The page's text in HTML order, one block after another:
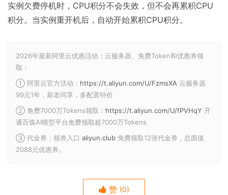
实例欠费停机时，CPU积分不会失效，但不会再累积CPU
积分。当实例重开机后，自动开始累积CPU积分。
2026年最新阿里云优惠活动：云服务器、免费Token和优惠券领
取：
① 阿里云官方活动： https://t.aliyun.com/U/FzmsXA 云服务器
99元1年，新老同享，多配置特价
② 免费7000万Tokens领取： https://t.aliyun.com/U/fPVHqY 开
通百炼AI模型平台免费领取超7000万Tokens
③ 代金券：领券入口 aliyun.club 免费领取12张代金券，总面值
2088元优惠券。
赞 (0)